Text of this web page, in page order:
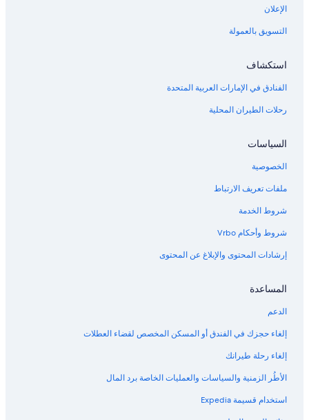
الإعلان
التسويق بالعمولة
استكشاف
الفنادق في الإمارات العربية المتحدة
رحلات الطيران المحلية
السياسات
الخصوصية
ملفات تعريف الارتباط
شروط الخدمة
شروط وأحكام Vrbo
إرشادات المحتوى والإبلاغ عن المحتوى
المساعدة
الدعم
إلغاء حجزك في الفندق أو المسكن المخصص لقضاء العطلات
إلغاء رحلة طيرانك
الأطُر الزمنية والسياسات والعمليات الخاصة برد المال
استخدام قسيمة Expedia